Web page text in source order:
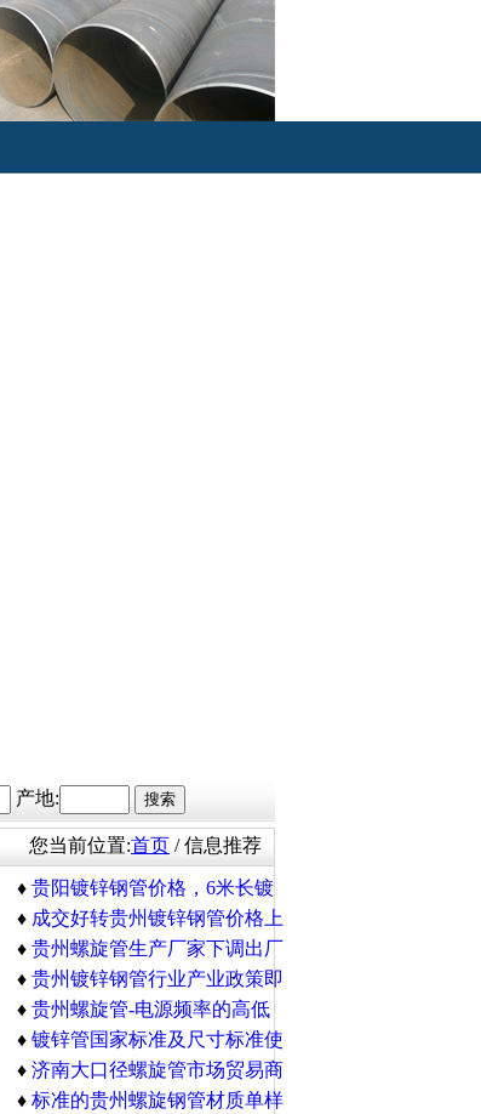
产地:
您当前位置:首页 / 信息推荐
♦ 贵阳镀锌钢管价格，6米长镀
锌钢管在线供应
♦ 成交好转贵州镀锌钢管价格上
扬
♦ 贵州螺旋管生产厂家下调出厂
价格
♦ 贵州镀锌钢管行业产业政策即
将修订
♦ 贵州螺旋管-电源频率的高低
对铁磁性钢材的影响
♦ 镀锌管国家标准及尺寸标准使
用说明
♦ 济南大口径螺旋管市场贸易商
反应，近期市场行情持续低落
♦ 标准的贵州螺旋钢管材质单样